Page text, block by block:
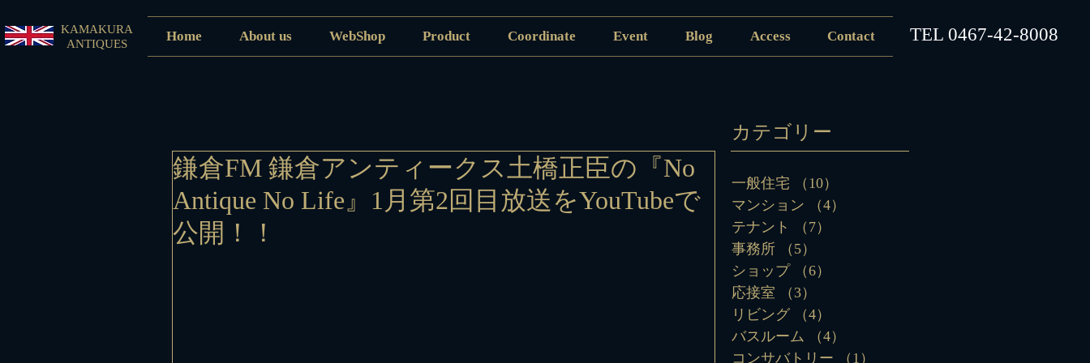
KAMAKURA
ANTIQUES
Home About us WebShop Product Coordinate Event Blog Access Contact ​TEL 0467-42-8008
鎌倉FM 鎌倉アンティークス土橋正臣の『No
Antique No Life』1月第2回目放送をYouTubeで
公開！！
カテゴリー
一般住宅 （10）
マンション
（4）
テナント
（7）
事務所
（5）
ショップ
（6）
応接室
（3）
リビング
（4）
バスルーム
（4）
コンサバトリー
（1）